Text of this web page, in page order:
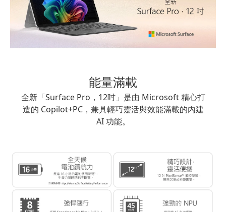
能量滿載
全新「Surface Pro，12吋」是由 Microsoft 精心打
造的 Copilot+PC，兼具輕巧靈活與效能滿載的內建
AI 功能。